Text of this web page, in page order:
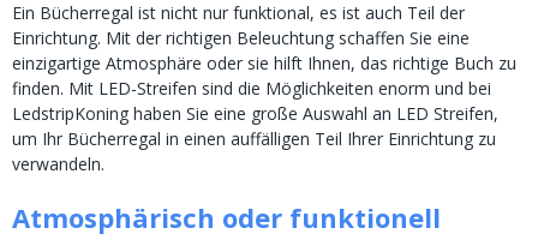
Ein Bücherregal ist nicht nur funktional, es ist auch Teil der
Einrichtung. Mit der richtigen Beleuchtung schaffen Sie eine
einzigartige Atmosphäre oder sie hilft Ihnen, das richtige Buch zu
finden. Mit LED-Streifen sind die Möglichkeiten enorm und bei
LedstripKoning haben Sie eine große Auswahl an LED Streifen,
um Ihr Bücherregal in einen auffälligen Teil Ihrer Einrichtung zu
verwandeln.
Atmosphärisch oder funktionell